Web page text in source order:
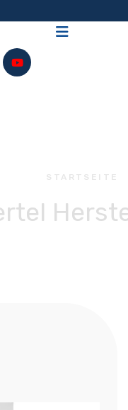
STARTSEITE